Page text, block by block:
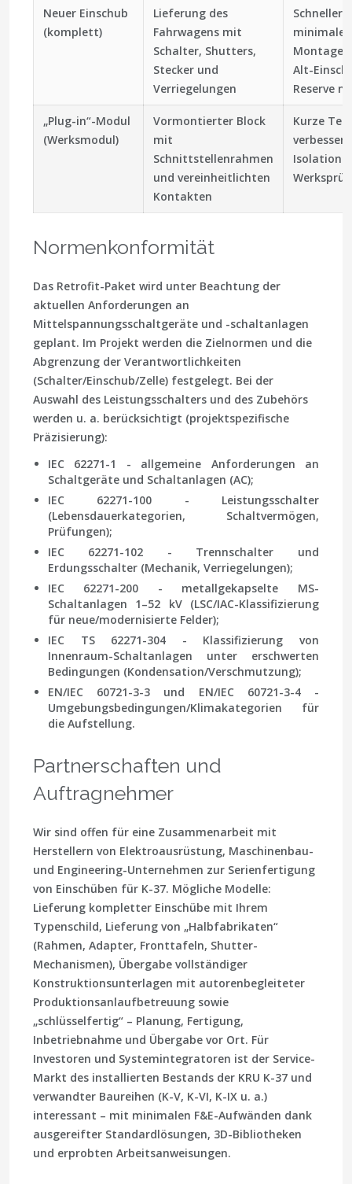
Neuer Einschub
(komplett)
Lieferung des
Fahrwagens mit
Schalter, Shutters,
Stecker und
Verriegelungen
Schneller
minimaler
Alt-
Reserve
„Plug-in“-Modul
(Werksmodul)
Vormontierter Block
mit
Schnittstellenrahmen
und vereinheitlichten
Kontakten
Kurze
Normenkonformität
Das Retrofit-Paket wird unter Beachtung der
aktuellen Anforderungen an
Mittelspannungsschaltgeräte und -schaltanlagen
geplant. Im Projekt werden die Zielnormen und die
Abgrenzung der Verantwortlichkeiten
(Schalter/Einschub/Zelle) festgelegt. Bei der
Auswahl des Leistungsschalters und des Zubehörs
werden u. a. berücksichtigt (projektspezifische
Präzisierung):
IEC 62271-1 - allgemeine Anforderungen an
Schaltgeräte und Schaltanlagen (AC);
IEC 62271-100 - Leistungsschalter
(Lebensdauerkategorien, Schaltvermögen,
Prüfungen);
IEC 62271-102 - Trennschalter und
Erdungsschalter (Mechanik, Verriegelungen);
IEC 62271-200 - metallgekapselte MS-
Schaltanlagen 1–52 kV (LSC/IAC-Klassifizierung
für neue/modernisierte Felder);
IEC TS 62271-304 - Klassifizierung von
Innenraum-Schaltanlagen unter erschwerten
Bedingungen (Kondensation/Verschmutzung);
EN/IEC 60721-3-3 und EN/IEC 60721-3-4 -
Umgebungsbedingungen/Klimakategorien für
die Aufstellung.
Partnerschaften und
Auftragnehmer
Wir sind offen für eine Zusammenarbeit mit
Herstellern von Elektroausrüstung, Maschinenbau-
und Engineering-Unternehmen zur Serienfertigung
von Einschüben für K-37. Mögliche Modelle:
Lieferung kompletter Einschübe mit Ihrem
Typenschild, Lieferung von „Halbfabrikaten“
(Rahmen, Adapter, Fronttafeln, Shutter-
Mechanismen), Übergabe vollständiger
Konstruktionsunterlagen mit autorenbegleiteter
Produktionsanlaufbetreuung sowie
„schlüsselfertig“ – Planung, Fertigung,
Inbetriebnahme und Übergabe vor Ort. Für
Investoren und Systemintegratoren ist der Service-
Markt des installierten Bestands der KRU K-37 und
verwandter Baureihen (K-V, K-VI, K-IX u. a.)
interessant – mit minimalen F&E-Aufwänden dank
ausgereifter Standardlösungen, 3D-Bibliotheken
und erprobten Arbeitsanweisungen.